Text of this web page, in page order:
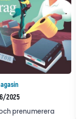
2025
prenumerera